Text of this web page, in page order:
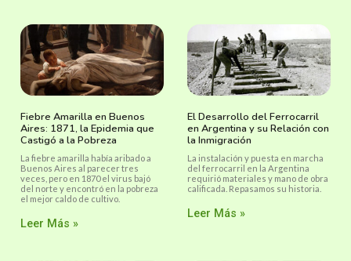
Fiebre Amarilla en Buenos
Aires: 1871, la Epidemia que
Castigó a la Pobreza
La fiebre amarilla había aribado a
Buenos Aires al parecer tres
veces, pero en 1870 el virus bajó
del norte y encontró en la pobreza
el mejor caldo de cultivo.
Leer Más »
El Desarrollo del Ferrocarril
en Argentina y su Relación con
la Inmigración
La instalación y puesta en marcha
del ferrocarril en la Argentina
requirió materiales y mano de obra
calificada. Repasamos su historia.
Leer Más »